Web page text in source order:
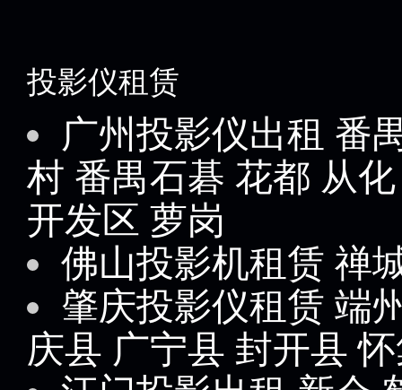
投影仪租赁
广州投影仪出租 番
村 番禺石碁 花都 从化
开发区 萝岗
佛山投影机租赁 禅
肇庆投影仪租赁 端
庆县 广宁县 封开县